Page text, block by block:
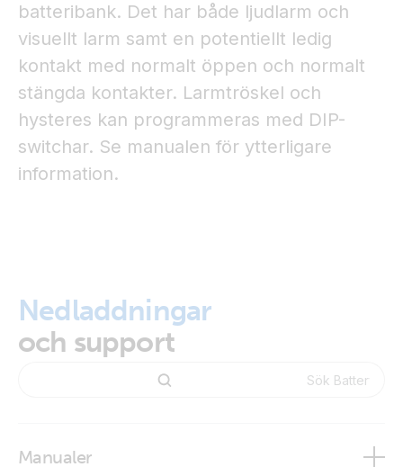
batteribank. Det har både ljudlarm och
visuellt larm samt en potentiellt ledig
kontakt med normalt öppen och normalt
stängda kontakter. Larmtröskel och
hysteres kan programmeras med DIP-
switchar. Se manualen för ytterligare
information.
Nedladdningar
och support
Manualer